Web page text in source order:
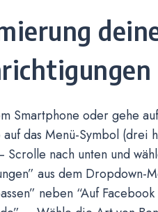
Smartphone oder gehe
das Menü-Symbol (drei
nach unten und
aus dem Dropdown-
neben “Auf